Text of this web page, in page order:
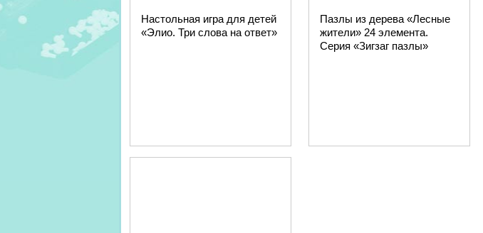
Настольная игра для детей
«Элио. Три слова на ответ»
Пазлы из дерева «Лесные
жители» 24 элемента.
Серия «Зигзаг пазлы»